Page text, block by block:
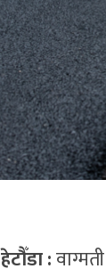
हेटौँडा :